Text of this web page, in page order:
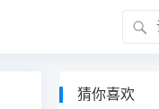
猜你喜欢